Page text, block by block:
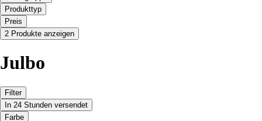
Produkttyp
Preis
2 Produkte anzeigen
Julbo
Filter
In 24 Stunden versendet
Farbe